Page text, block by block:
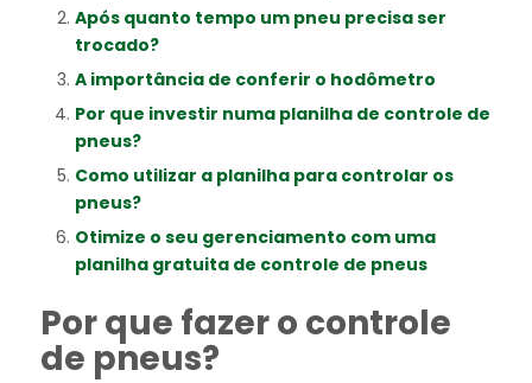
Após quanto tempo um pneu precisa ser
trocado?
A importância de conferir o hodômetro
Por que investir numa planilha de controle de
pneus?
Como utilizar a planilha para controlar os
pneus?
Otimize o seu gerenciamento com uma
planilha gratuita de controle de pneus
Por que fazer o controle
de pneus?